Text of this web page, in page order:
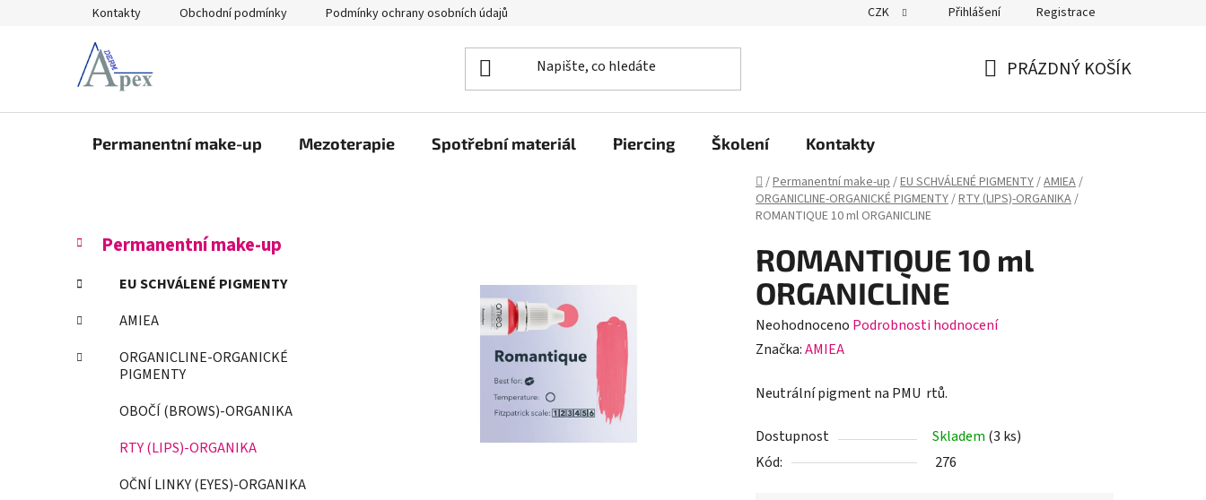
Kontakty Obchodní podmínky Podmínky ochrany osobních údajů CZK Přihlášení Registrace
PRÁZDNÝ KOŠÍK
Permanentní make-up Mezoterapie Spotřební materiál Piercing Školení Kontakty
Domů
/Permanentní make-up/EU SCHVÁLENÉ PIGMENTY/AMIEA/
ORGANICLINE-ORGANICKÉ PIGMENTY/RTY (LIPS)-ORGANIKA/
ROMANTIQUE 10 ml ORGANICLINE
P
s
r
a
Přeskočit
kategorie
K
a
e
g
r
Permanentní make-up
EU SCHVÁLENÉ PIGMENTY
AMIEA
ORGANICLINE-ORGANICKÉ
PIGMENTY
OBOČÍ (BROWS)-ORGANIKA
RTY (LIPS)-ORGANIKA
OČNÍ LINKY (EYES)-ORGANIKA
ROMANTIQUE 10 ml
ORGANICLINE
Průměrné
hodnocení
je
z
5
Neohodnoceno Podrobnosti hodnocení
Značka:AMIEA
Neutrální pigment na PMU rtů.
Dostupnost Skladem (3 ks)
Kód:
276